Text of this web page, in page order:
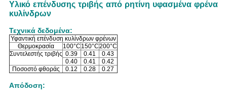
Υλικό επένδυσης τριβής από ρητίνη υφασμένα φρένα
κυλίνδρων
Τεχνικά δεδομένα:
Υφαντική επένδυση κυλίνδρων φρένων
Θερμοκρασία
100°C 150°C200°C
Συντελεστής τριβής 0.39 0.41
0.43
0.40
0.41
0.42
Ποσοστό φθοράς
0.12 0.28 0.27
Απόδοση: